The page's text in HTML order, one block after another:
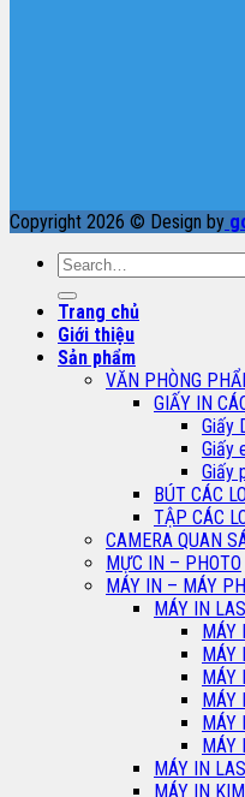
Copyright 2026 © Design by
Search
for:
Trang chủ
Giới thiệu
Sản phẩm
VĂN PHÒNG
GIẤY IN
Giấy
Giấy
Giấy
BÚT CÁC
TẬP CÁC
CAMERA QUAN
MỰC IN – PHOTO
MÁY IN – MÁY
MÁY IN
MÁY
MÁY
MÁY
MÁY
MÁY
MÁY
MÁY IN
MÁY IN KIM